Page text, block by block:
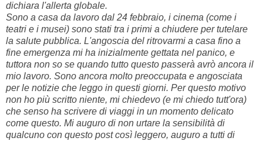
dichiara l'allerta globale.
Sono a casa da lavoro dal 24 febbraio, i cinema (come i
teatri e i musei) sono stati tra i primi a chiudere per tutelare
la salute pubblica. L'angoscia del ritrovarmi a casa fino a
fine emergenza mi ha inizialmente gettata nel panico, e
tuttora non so se quando tutto questo passerà avrò ancora il
mio lavoro. Sono ancora molto preoccupata e angosciata
per le notizie che leggo in questi giorni. Per questo motivo
non ho più scritto niente, mi chiedevo (e mi chiedo tutt'ora)
che senso ha scrivere di viaggi in un momento delicato
come questo. Mi auguro di non urtare la sensibilità di
qualcuno con questo post così leggero, auguro a tutti di